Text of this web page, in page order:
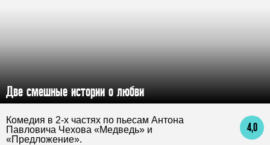
Две смешные истории о любви
4,0
Комедия в 2-х частях по пьесам Антона
Павловича Чехова «Медведь» и
«Предложение».